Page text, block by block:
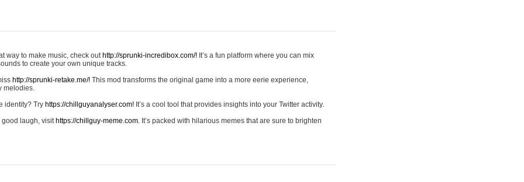
way to make music, check out http://sprunki-incredibox.com/! It’s a fun platform where you can mix
to create your own unique tracks.
http://sprunki-retake.me/! This mod transforms the original game into a more eerie experience,
melodies.
identity? Try https://chillguyanalyser.com! It’s a cool tool that provides insights into your Twitter activity.
good laugh, visit https://chillguy-meme.com. It’s packed with hilarious memes that are sure to brighten